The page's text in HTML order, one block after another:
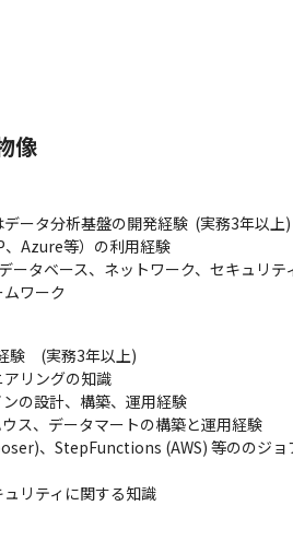
像
ータ分析基盤の開発経験  (実務3年以上)
、Azure等）の利用経験
ータベース、ネットワーク、セキュリテ
ワーク
験　(実務3年以上)
アリングの知識
の設計、構築、運用経験
ス、データマートの構築と運用経験
、StepFunctions (AWS) 等ののジョ
リティに関する知識